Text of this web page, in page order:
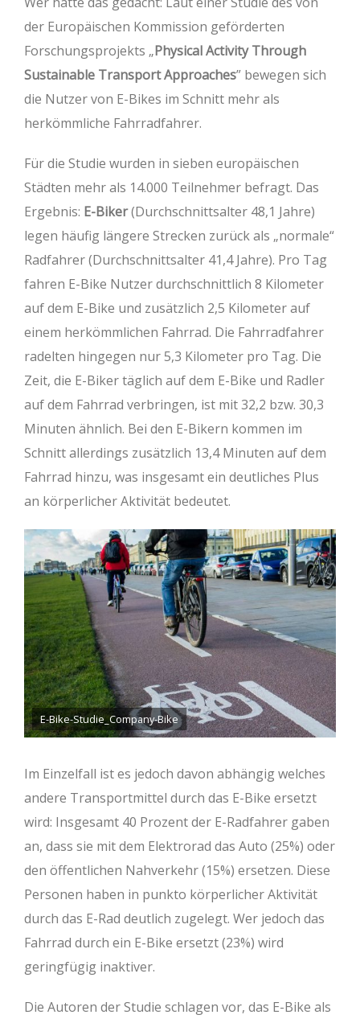
der Europäischen Kommission geförderten
Forschungsprojekts „Physical Activity Through
Sustainable Transport Approaches” bewegen sich
die Nutzer von E-Bikes im Schnitt mehr als
herkömmliche Fahrradfahrer.
Für die Studie wurden in sieben europäischen
Städten mehr als 14.000 Teilnehmer befragt. Das
Ergebnis: E-Biker(Durchschnittsalter 48,1 Jahre)
legen häufig längere Strecken zurück als „normale“
Radfahrer (Durchschnittsalter 41,4 Jahre). Pro Tag
fahren E-Bike Nutzer durchschnittlich 8 Kilometer
auf dem E-Bike und zusätzlich 2,5 Kilometer auf
einem herkömmlichen Fahrrad. Die Fahrradfahrer
radelten hingegen nur 5,3 Kilometer pro Tag. Die
Zeit, die E-Biker täglich auf dem E-Bike und Radler
auf dem Fahrrad verbringen, ist mit 32,2 bzw. 30,3
Minuten ähnlich. Bei den E-Bikern kommen im
Schnitt allerdings zusätzlich 13,4 Minuten auf dem
Fahrrad hinzu, was insgesamt ein deutliches Plus
an körperlicher Aktivität bedeutet.
E-Bike-Studie_Company-Bike
Im Einzelfall ist es jedoch davon abhängig welches
andere Transportmittel durch das E-Bike ersetzt
wird: Insgesamt 40 Prozent der E-Radfahrer gaben
an, dass sie mit dem Elektrorad das Auto (25%) oder
den öffentlichen Nahverkehr (15%) ersetzen. Diese
Personen haben in punkto körperlicher Aktivität
durch das E-Rad deutlich zugelegt. Wer jedoch das
Fahrrad durch ein E-Bike ersetzt (23%) wird
geringfügig inaktiver.
Die Autoren der Studie schlagen vor, das E-Bike als